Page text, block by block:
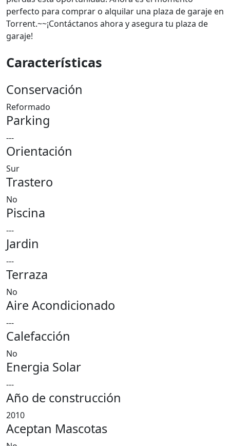
perfecto para comprar o alquilar una plaza de garaje en
Torrent.~~¡Contáctanos ahora y asegura tu plaza de
garaje!
Características
Conservación
Reformado
Parking
---
Orientación
Sur
Trastero
No
Piscina
---
Jardin
---
Terraza
No
Aire Acondicionado
---
Calefacción
No
Energia Solar
---
Año de construcción
2010
Aceptan Mascotas